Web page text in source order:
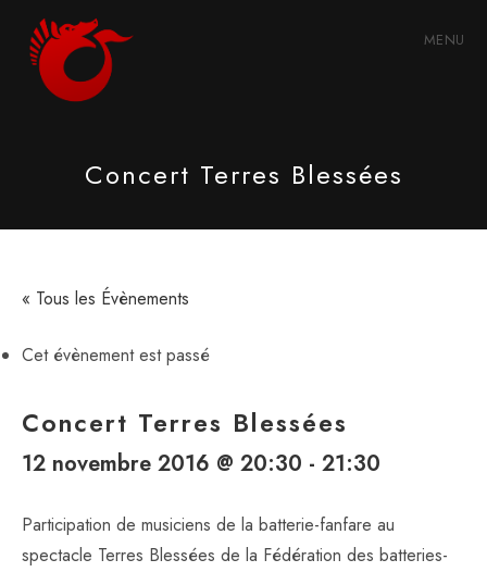
content
MENU
Concert Terres Blessées
« Tous les Évènements
Cet évènement est passé
Concert Terres Blessées
12 novembre 2016 @ 20:30 - 21:30
Participation de musiciens de la batterie-fanfare au
spectacle Terres Blessées de la Fédération des batteries-